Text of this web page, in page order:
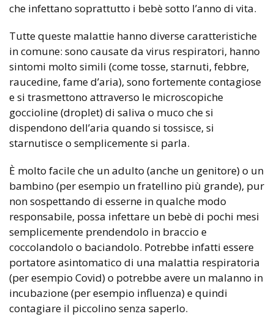
che infettano soprattutto i bebè sotto l’anno di vita.
Tutte queste malattie hanno diverse caratteristiche
in comune: sono causate da virus respiratori, hanno
sintomi molto simili (come tosse, starnuti, febbre,
raucedine, fame d’aria), sono fortemente contagiose
e si trasmettono attraverso le microscopiche
goccioline (droplet) di saliva o muco che si
dispendono dell’aria quando si tossisce, si
starnutisce o semplicemente si parla.
È molto facile che un adulto (anche un genitore) o un
bambino (per esempio un fratellino più grande), pur
non sospettando di esserne in qualche modo
responsabile, possa infettare un bebè di pochi mesi
semplicemente prendendolo in braccio e
coccolandolo o baciandolo. Potrebbe infatti essere
portatore asintomatico di una malattia respiratoria
(per esempio Covid) o potrebbe avere un malanno in
incubazione (per esempio influenza) e quindi
contagiare il piccolino senza saperlo.